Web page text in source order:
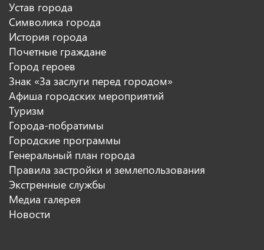
Устав города
Символика города
История города
Почетные граждане
Город героев
Знак «За заслуги перед городом»
Афиша городских мероприятий
Туризм
Города-побратимы
Городские программы
Генеральный план города
Правила застройки и землепользования
Экстренные службы
Медиа галерея
Новости